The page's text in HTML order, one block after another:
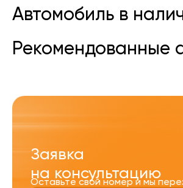
Автомобиль в
Рекомендованные
Заявка
на консультацию
Оставьте свой номер и мы